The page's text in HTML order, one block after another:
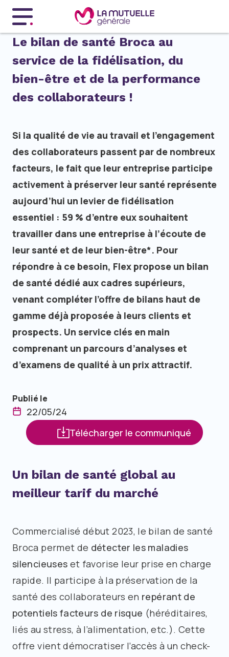
Menu principal
Le bilan de santé Broca au
service de la fidélisation, du
bien-être et de la performance
des collaborateurs !
Si la qualité de vie au travail et l’engagement
des collaborateurs passent par de nombreux
facteurs, le fait que leur entreprise participe
activement à préserver leur santé représente
aujourd’hui un levier de fidélisation
essentiel : 59 % d’entre eux souhaitent
travailler dans une entreprise à l’écoute de
leur santé et de leur bien-être*. Pour
répondre à ce besoin, Flex propose un bilan
de santé dédié aux cadres supérieurs,
venant compléter l’offre de bilans haut de
gamme déjà proposée à leurs clients et
prospects. Un service clés en main
comprenant un parcours d’analyses et
d’examens de qualité à un prix attractif.
Publié le
22/05/24
Télécharger le communiqué
Un bilan de santé global au
meilleur tarif du marché
Commercialisé début 2023, le bilan de santé
Broca permet de détecter les maladies
silencieuses et favorise leur prise en charge
rapide. Il participe à la préservation de la
santé des collaborateurs en repérant de
potentiels facteurs de risque (héréditaires,
liés au stress, à l’alimentation, etc.). Cette
offre vient démocratiser l’accès à un check-